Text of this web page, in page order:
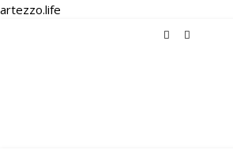
artezzo.life